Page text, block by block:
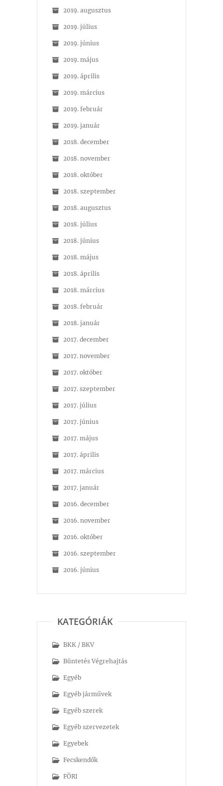
2019. augusztus
2019. július
2019. június
2019. május
2019. április
2019. március
2019. február
2019. január
2018. december
2018. november
2018. október
2018. szeptember
2018. augusztus
2018. július
2018. június
2018. május
2018. április
2018. március
2018. február
2018. január
2017. december
2017. november
2017. október
2017. szeptember
2017. július
2017. június
2017. május
2017. április
2017. március
2017. január
2016. december
2016. november
2016. október
2016. szeptember
2016. június
KATEGÓRIÁK
BKK / BKV
Büntetés Végrehajtás
Egyéb
Egyéb járművek
Egyéb szerek
Egyéb szervezetek
Egyebek
Fecskendők
FÖRI